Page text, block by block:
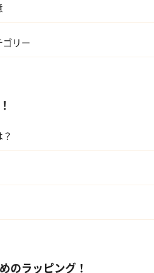
リー
のラッピング！